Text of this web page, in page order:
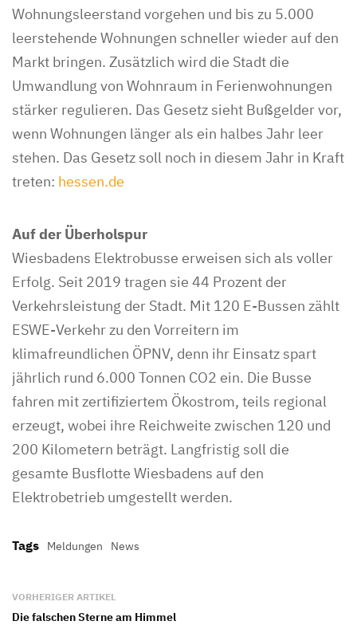
Wohnungsleerstand vorgehen und bis zu 5.000
leerstehende Wohnungen schneller wieder auf den
Markt bringen. Zusätzlich wird die Stadt die
Umwandlung von Wohnraum in Ferienwohnungen
stärker regulieren. Das Gesetz sieht Bußgelder vor,
wenn Wohnungen länger als ein halbes Jahr leer
stehen. Das Gesetz soll noch in diesem Jahr in Kraft
treten: hessen.de
Auf der Überholspur
Wiesbadens Elektrobusse erweisen sich als voller
Erfolg. Seit 2019 tragen sie 44 Prozent der
Verkehrsleistung der Stadt. Mit 120 E-Bussen zählt
ESWE-Verkehr zu den Vorreitern im
klimafreundlichen ÖPNV, denn ihr Einsatz spart
jährlich rund 6.000 Tonnen CO2 ein. Die Busse
fahren mit zertifiziertem Ökostrom, teils regional
erzeugt, wobei ihre Reichweite zwischen 120 und
200 Kilometern beträgt. Langfristig soll die
gesamte Busflotte Wiesbadens auf den
Elektrobetrieb umgestellt werden.
Tags Meldungen News
VORHERIGER ARTIKEL
Die falschen Sterne am Himmel